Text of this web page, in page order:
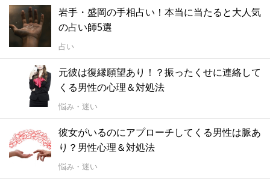
岩手・盛岡の手相占い！本当に当たると大人気
の占い師5選
占い
元彼は復縁願望あり！？振ったくせに連絡して
くる男性の心理＆対処法
悩み・迷い
彼女がいるのにアプローチしてくる男性は脈あ
り？男性心理＆対処法
悩み・迷い